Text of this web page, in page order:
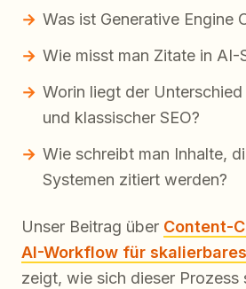
Was ist Generative Engine
Wie misst man Zitate in AI-
Worin liegt der
und klassischer SEO?
Wie schreibt man Inhalte,
Systemen zitiert werden?
Unser Beitrag über Content-
AI-Workflow für
zeigt, wie sich dieser Prozess